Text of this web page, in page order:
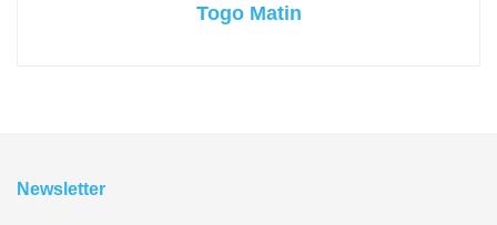
Togo Matin
Newsletter